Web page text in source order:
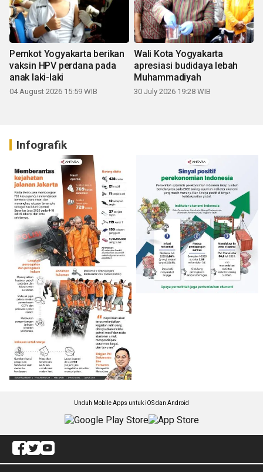
Pemkot Yogyakarta berikan
vaksin HPV perdana pada
anak laki-laki
04 August 2026 15:59 WIB
Wali Kota Yogyakarta
apresiasi budidaya lebah
Muhammadiyah
30 July 2026 19:28 WIB
Infografik
Unduh Mobile Apps untuk iOS dan Android